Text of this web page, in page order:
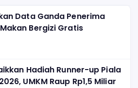
Data Ganda Penerima
Bergizi Gratis
Hadiah Runner-up Piala
UMKM Raup Rp1,5 Miliar